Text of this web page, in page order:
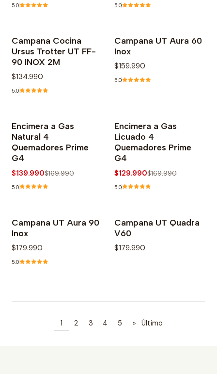
5.0 5.0
Campana Cocina
Ursus Trotter UT FF-
90 INOX 2M
$134.990
5.0
Agotado
Campana UT Aura 60
Inox
$159.990
5.0
-18% OFF
Agotado
Encimera a Gas
Natural 4
Quemadores Prime
G4
$139.990$169.990
5.0
-24% OFF
Encimera a Gas
Licuado 4
Quemadores Prime
G4
$129.990$169.990
5.0
Agotado
Campana UT Aura 90
Inox
$179.990
5.0
Campana UT Quadra
V60
$179.990
1 2 3 4 5 » Último